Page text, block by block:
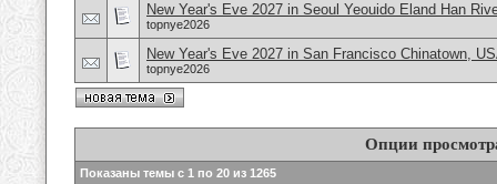
New Year's Eve 2027 in Seoul Yeouido Eland Han
topnye2026
New Year's Eve 2027 in San Francisco Chinatown,
topnye2026
Опции
Показаны темы с 1 по 20 из 1265